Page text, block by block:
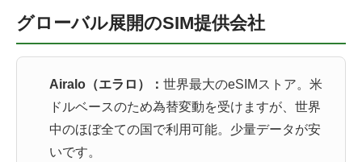
グローバル展開のSIM提供会社
Airalo（エラロ）： 世界最大のeSIMストア。米
ドルベースのため為替変動を受けますが、世界
中のほぼ全ての国で利用可能。少量データが安
いです。